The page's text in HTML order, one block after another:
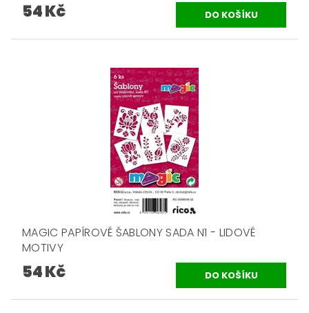
54 Kč
MAGIC PAPÍROVÉ ŠABLONY SADA N1 - LIDOVÉ
MOTIVY
54 Kč